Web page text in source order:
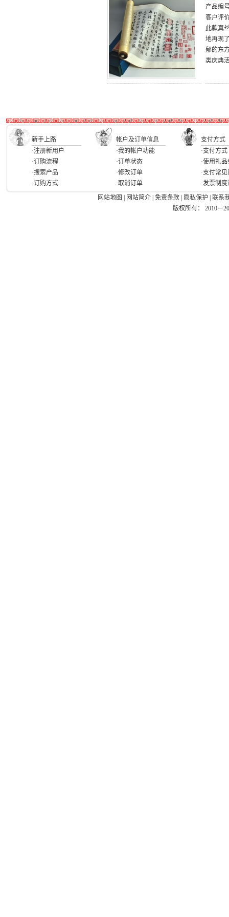
产品编
客户评
此款真
地再现
郁的东
类庆典
新手上路 帐户及订单信息
支付方式
·注册新用户
·订购流程
·搜索产品
·订购方式
·我的帐户功能
·订单状态
·修改订单
·取消订单
·支付方式
·使用礼品
·支付常
·发票制
网站地图
网站简介 免责条款 隐私保护
联系
版权所有： 2010－